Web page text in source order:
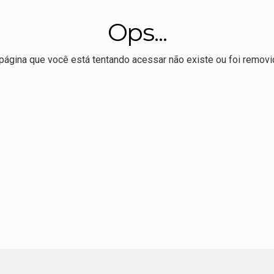
Cunha em Minas depende de decisão de Cleitinho
Max sela apoio à reeleição de Pivetta
Ops...
que você está tentando acessar não existe ou foi